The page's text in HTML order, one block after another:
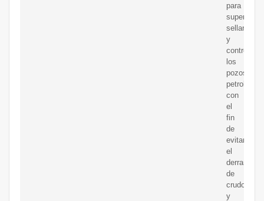
para
supervisar,
sellar
y
controlar
los
pozos
petrolíferos
con
el
fin
de
evitar
el
derrame
de
crudo
y